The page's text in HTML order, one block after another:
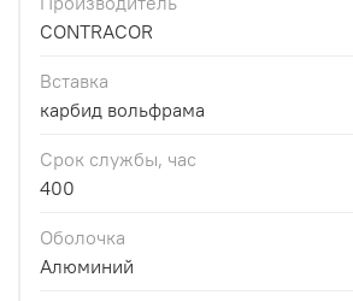
CONTRACOR
Вставка
карбид вольфрама
Срок службы, час
400
Оболочка
Алюминий